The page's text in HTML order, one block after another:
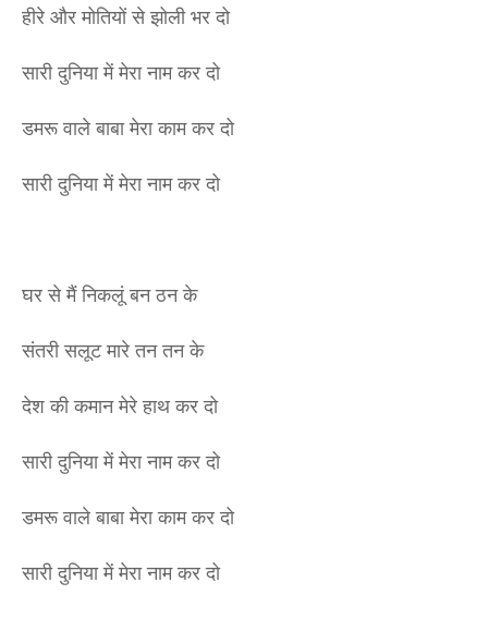
हीरे और मोतियों से झोली भर दो
सारी दुनिया में मेरा नाम कर दो
डमरू वाले बाबा मेरा काम कर दो
सारी दुनिया में मेरा नाम कर दो
घर से मैं निकलूं बन ठन के
संतरी सलूट मारे तन तन के
देश की कमान मेरे हाथ कर दो
सारी दुनिया में मेरा नाम कर दो
डमरू वाले बाबा मेरा काम कर दो
सारी दुनिया में मेरा नाम कर दो